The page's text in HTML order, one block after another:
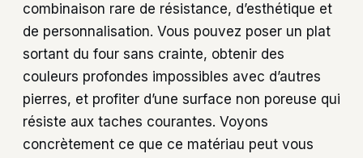
combinaison rare de résistance, d’esthétique et
de personnalisation. Vous pouvez poser un plat
sortant du four sans crainte, obtenir des
couleurs profondes impossibles avec d’autres
pierres, et profiter d’une surface non poreuse qui
résiste aux taches courantes. Voyons
concrètement ce que ce matériau peut vous